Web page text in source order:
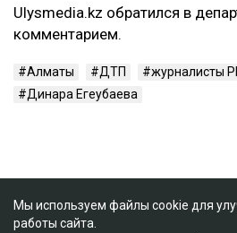
Ulysmedia.kz обратился в
комментарием.
Алматы ДТП
журналисты
Динара Егеубаева
Мы используем файлы cookie для
работы сайта.